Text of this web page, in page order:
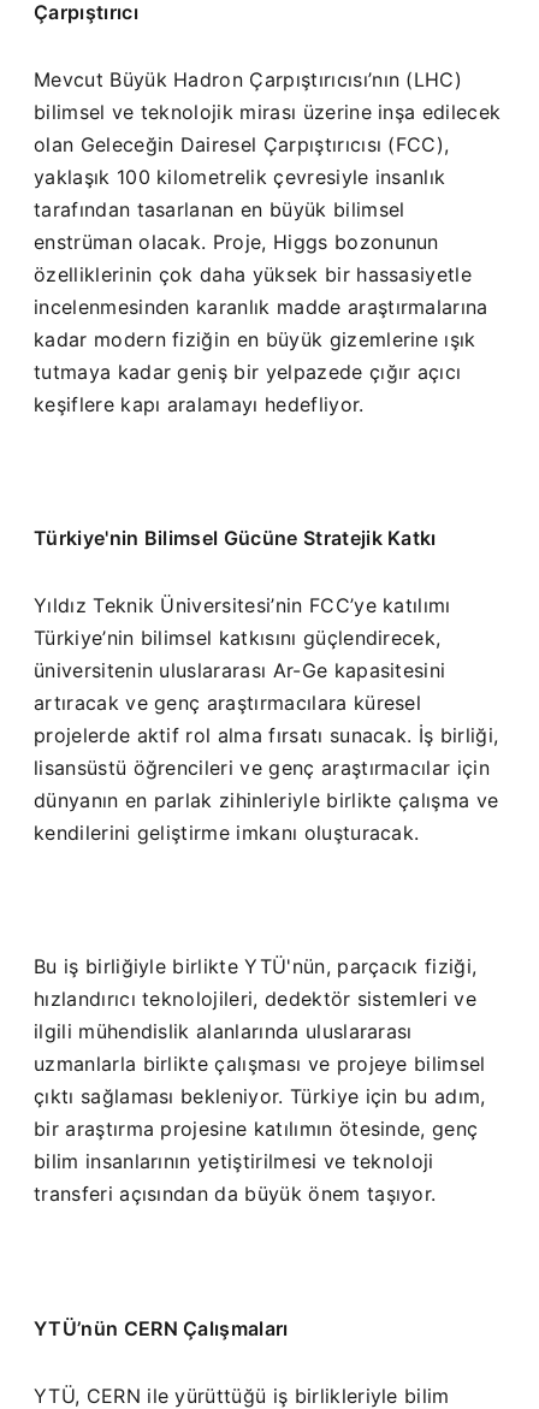
Çarpıştırıcı
Mevcut Büyük Hadron Çarpıştırıcısı’nın (LHC)
bilimsel ve teknolojik mirası üzerine inşa edilecek
olan Geleceğin Dairesel Çarpıştırıcısı (FCC),
yaklaşık 100 kilometrelik çevresiyle insanlık
tarafından tasarlanan en büyük bilimsel
enstrüman olacak. Proje, Higgs bozonunun
özelliklerinin çok daha yüksek bir hassasiyetle
incelenmesinden karanlık madde araştırmalarına
kadar modern fiziğin en büyük gizemlerine ışık
tutmaya kadar geniş bir yelpazede çığır açıcı
keşiflere kapı aralamayı hedefliyor.
Türkiye'nin Bilimsel Gücüne Stratejik Katkı
Yıldız Teknik Üniversitesi’nin FCC’ye katılımı
Türkiye’nin bilimsel katkısını güçlendirecek,
üniversitenin uluslararası Ar-Ge kapasitesini
artıracak ve genç araştırmacılara küresel
projelerde aktif rol alma fırsatı sunacak. İş birliği,
lisansüstü öğrencileri ve genç araştırmacılar için
dünyanın en parlak zihinleriyle birlikte çalışma ve
kendilerini geliştirme imkanı oluşturacak.
Bu iş birliğiyle birlikte YTÜ'nün, parçacık fiziği,
hızlandırıcı teknolojileri, dedektör sistemleri ve
ilgili mühendislik alanlarında uluslararası
uzmanlarla birlikte çalışması ve projeye bilimsel
çıktı sağlaması bekleniyor. Türkiye için bu adım,
bir araştırma projesine katılımın ötesinde, genç
bilim insanlarının yetiştirilmesi ve teknoloji
transferi açısından da büyük önem taşıyor.
YTÜ’nün CERN Çalışmaları
YTÜ, CERN ile yürüttüğü iş birlikleriyle bilim